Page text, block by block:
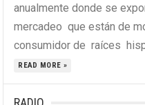
anualmente donde se
mercadeo que están de
consumidor de raíces
READ MORE »